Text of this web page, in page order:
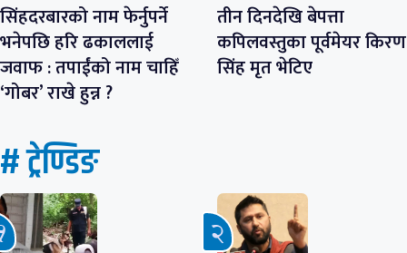
सिंहदरबारको नाम फेर्नुपर्ने
भनेपछि हरि ढकाललाई
जवाफ : तपाईंको नाम चाहिँ
‘गोबर’ राखे हुन्न ?
तीन दिनदेखि बेपत्ता
कपिलवस्तुका पूर्वमेयर किरण
सिंह मृत भेटिए
# ट्रेण्डिङ